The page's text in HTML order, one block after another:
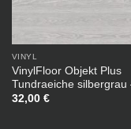
VINYL
VinylFloor Objekt Plus
Tundraeiche silbergrau
32,00 €